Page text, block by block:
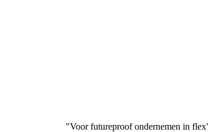
"Voor futureproof ondernemen in